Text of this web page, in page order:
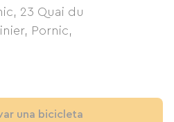
23 Quai du
Pornic,
una bicicleta